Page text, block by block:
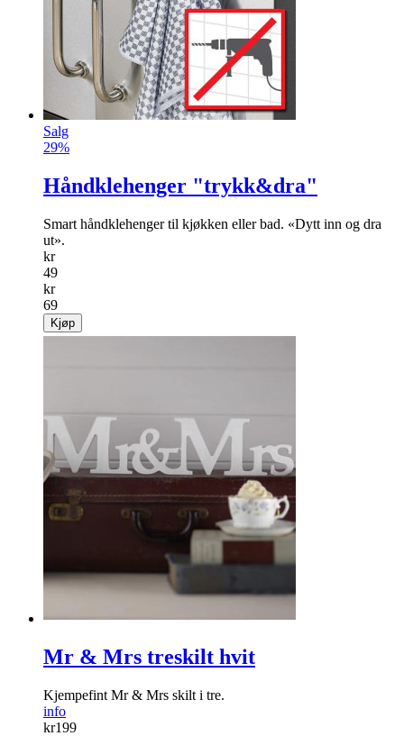
Salg
29%
Håndklehenger "trykk&dra"
Smart håndkle­henger til kjøkken eller bad. «Dytt inn og dra
ut».
kr
49
kr
69
Kjøp
Mr & Mrs treskilt hvit
Kjempefint Mr & Mrs skilt i tre.
info
kr199